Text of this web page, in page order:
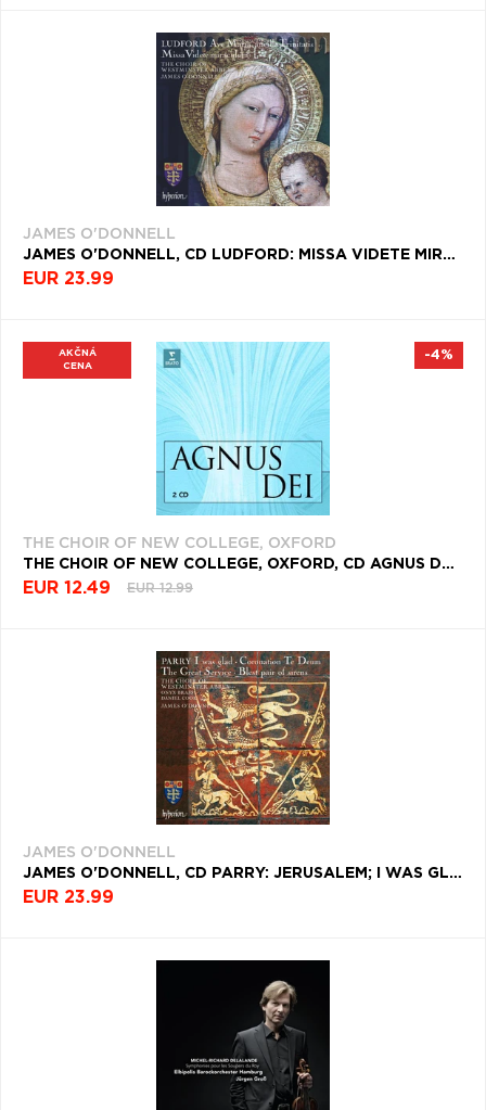
JAMES O'DONNELL
JAMES O'DONNELL, CD LUDFORD: MISSA VIDETE MIRACULUM; AVE MARIA, ANCILL
EUR 23.99
AKČNÁ
CENA
THE CHOIR OF NEW COLLEGE, OXFORD
THE CHOIR OF NEW COLLEGE, OXFORD, CD AGNUS DEI - VOLUMES I & II
EUR 12.49 EUR 12.99
-4%
JAMES O'DONNELL
JAMES O'DONNELL, CD PARRY: JERUSALEM; I WAS GLAD; BLEST PAIR OF SIRENS
EUR 23.99